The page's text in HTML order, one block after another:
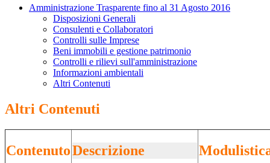
Amministrazione Trasparente fino al 31 Agosto 2016
Disposizioni Generali
Consulenti e Collaboratori
Controlli sulle Imprese
Beni immobili e gestione patrimonio
Controlli e rilievi sull'amministrazione
Informazioni ambientali
Altri Contenuti
Altri Contenuti
ContenutoDescrizione